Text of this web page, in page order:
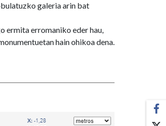
galeria arin bat
ermita erromaniko eder hau,
hain ohikoa dena.